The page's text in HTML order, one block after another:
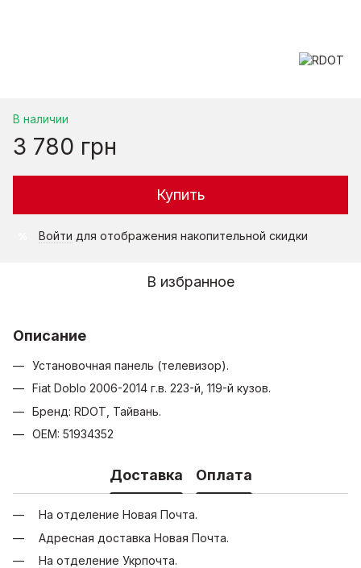
В наличии
3 780 грн
Купить
Войти для отображения накопительной скидки
В избранное
Описание
Установочная панель (телевизор).
Fiat Doblo 2006-2014 г.в. 223-й, 119-й кузов.
Бренд: RDOT, Тайвань.
OEM: 51934352
Доставка Оплата
На отделение Новая Почта.
Адресная доставка Новая Почта.
На отделение Укрпочта.